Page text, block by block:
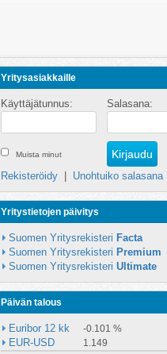
Yritysasiakkaille
Käyttäjätunnus: Salasana:
Muista minut
Rekisteröidy Unohtuiko salasana
Yritystietojen päivitys
Suomen Yritysrekisteri Facta
Suomen Yritysrekisteri Premium
Suomen Yritysrekisteri Ultimate
Päivän talous
Euribor 12 kk -0.101 %
EUR-USD 1.149